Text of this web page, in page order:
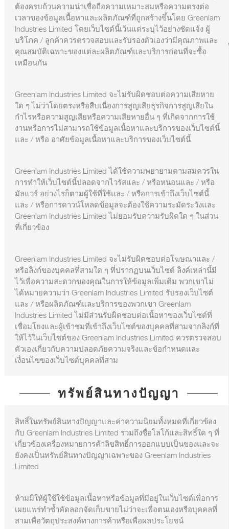
ต้องครบถ้วนความน่าเชื่อถือความเหมาะสมหรือความตรงต่อ
เวลาของข้อมูลเนื้อหาและผลิตภัณฑ์ที่ถูกสร้างขึ้นโดย Greenlam
Industries Limited โดยเว็บไซต์นี้เว้นแต่ระบุไว้อย่างชัดแจ้ง ผู้
บริโภค / ลูกค้าควรตรวจสอบและรับรองตัวเองว่ามีคุณภาพและ
คุณสมบัติเฉพาะของแต่ละผลิตภัณฑ์และบริการก่อนที่จะซื้อ
เหมือนกัน
Greenlam Industries Limited จะไม่รับผิดชอบต่อความเสียหาย
ใด ๆ ไม่ว่าโดยตรงหรือสืบเนื่องการสูญเสียธุรกิจการสูญเสียใน
กำไรหรือความสูญเสียหรือความเสียหายอื่น ๆ ที่เกิดจากการใช้
งานหรือการไม่สามารถใช้ข้อมูลเนื้อหาและบริการของเว็บไซต์นี้
และ / หรือ อาศัยข้อมูลเนื้อหาและบริการของเว็บไซต์นี้
Greenlam Industries Limited ได้ใช้ความพยายามตามสมควรใน
การทำให้เว็บไซต์นี้ปลอดจากไวรัสและ / หรือหนอนและ / หรือ
มัลแวร์ อย่างไรก็ตามผู้ใช้ที่ใช้และ / หรือการเข้าถึงเว็บไซต์นี้
และ / หรือการดาวน์โหลดข้อมูลจะต้องใช้ความระมัดระวังและ
Greenlam Industries Limited ไม่ยอมรับความรับผิดใด ๆ ในส่วน
ที่เกี่ยวข้อง
Greenlam Industries Limited จะไม่รับผิดชอบต่อโฆษณาและ /
หรือลิงก์ของบุคคลที่สามใด ๆ ที่ปรากฏบนเว็บไซต์ ลิงค์เหล่านี้มี
ไว้เพื่อความสะดวกของคุณในการให้ข้อมูลเพิ่มเติม พวกเขาไม่
ได้หมายความว่า Greenlam Industries Limited รับรองเว็บไซต์
และ / หรือผลิตภัณฑ์และบริการของพวกเขา Greenlam
Industries Limited ไม่มีส่วนรับผิดชอบต่อเนื้อหาของเว็บไซต์ที่
เชื่อมโยงและผู้เข้าชมที่เข้าถึงเว็บไซต์ของบุคคลที่สามจากลิงก์ที่
ให้ไว้ในเว็บไซต์ของ Greenlam Industries Limited ควรตรวจสอบ
ตัวเองเกี่ยวกับความปลอดภัยความจริงและข้อกำหนดและ
เงื่อนไขของเว็บไซต์บุคคลที่สาม
ทรัพย์สินทางปัญญา
สิทธิ์ในทรัพย์สินทางปัญญาและค่าความนิยมทั้งหมดที่เกี่ยวข้อง
กับ Greenlam Industries Limited รวมถึงชื่อโลโก้และสิทธิ์ใด ๆ ที่
เกี่ยวข้องเครื่องหมายการค้าลิขสิทธิ์การออกแบบเป็นของและจะ
ยังคงเป็นทรัพย์สินทางปัญญาเฉพาะของ Greenlam Industries
Limited
ห้ามมิให้ผู้ใช้ใช้ข้อมูลเนื้อหาหรือข้อมูลที่มีอยู่ในเว็บไซต์เพื่อการ
เผยแพร่ทำซ้ำคัดลอกจัดเก็บขายไม่ว่าจะเพื่อตนเองหรือบุคคลที่
สามเพื่อวัตถุประสงค์ทางการค้าหรือเพื่อผลประโยชน์